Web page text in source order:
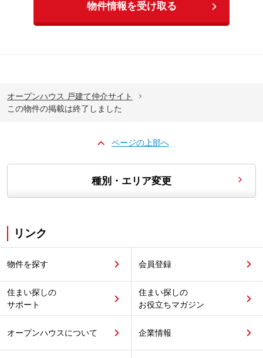
物件情報を受け取る
オープンハウス 戸建て仲介サイト
この物件の掲載は終了しました
ページの上部へ
種別・エリア変更
リンク
物件を探す 会員登録
住まい探しの
サポート
住まい探しの
お役立ちマガジン
オープンハウスについて 企業情報